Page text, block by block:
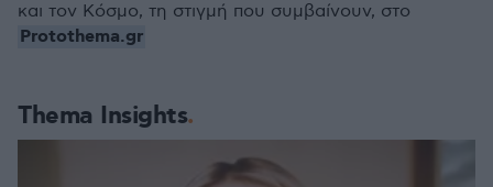
Thema Insights
και τον Κόσμο, τη στιγμή που συμβαίνουν, στο
Protothema.gr